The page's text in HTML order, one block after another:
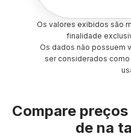
Os valores exibidos são
finalidade
Os dados não possuem
ser considerados
Compare
de na